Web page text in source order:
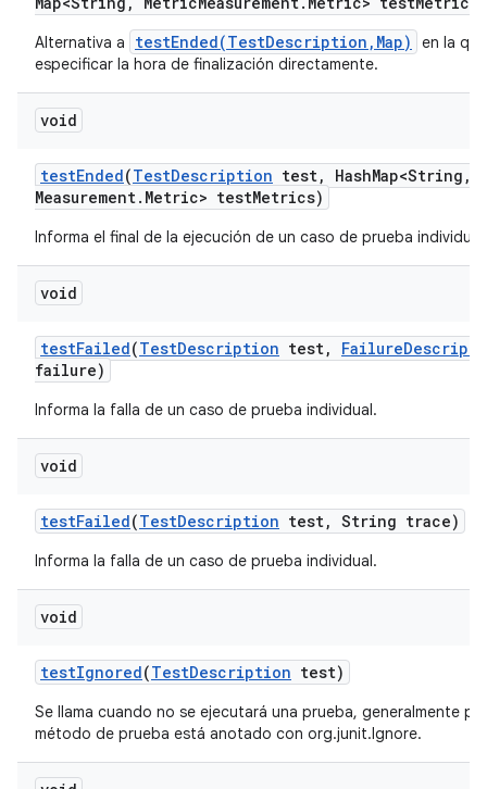
Alternativa a testEnded(TestDescription,Map)
en la
especificar la hora de finalización directamente.
void
testEnded(TestDescription test, HashMap<String ,
Measurement. Metric> testMetrics)
Informa el final de la ejecución de un caso de prueba individual.
void
testFailed(TestDescription test, Failure
failure)
Informa la falla de un caso de prueba individual.
void
testFailed(TestDescription test, String trace)
Informa la falla de un caso de prueba individual.
void
testIgnored(TestDescription test)
Se llama cuando no se ejecutará una prueba, generalmente
método de prueba está anotado con org.junit.Ignore.